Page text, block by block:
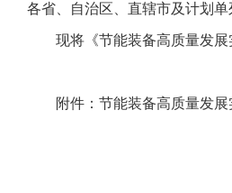
各省、自治区、直辖市及计划
现将《节能装备高质量发
附件：节能装备高质量发展